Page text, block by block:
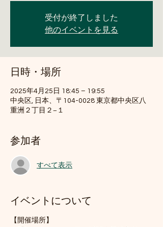
受付が終了しました
他のイベントを見る
日時・場所
2025年4月25日 18:45 – 19:55
中央区, 日本、〒104-0028 東京都中央区八
重洲２丁目２−１
参加者
すべて表示
イベントについて
【開催場所】